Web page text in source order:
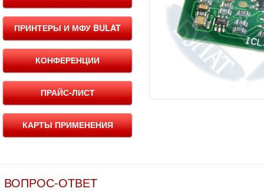
ПРИНТЕРЫ И МФУ BULAT
КОНФЕРЕНЦИИ
ПРАЙС-ЛИСТ
КАРТЫ ПРИМЕНЕНИЯ
ВОПРОС-ОТВЕТ